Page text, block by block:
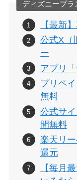
ディズニープ
【最新
公式X（
ー
アプリ
プリペ
無料
公式サ
間無料
楽天リ
還元
【毎月